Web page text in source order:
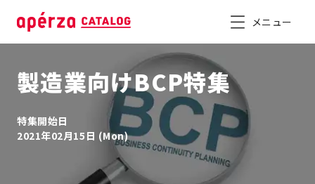
メニュー
製造業向けBCP特集
特集開始日
2021年02月15日 (Mon)